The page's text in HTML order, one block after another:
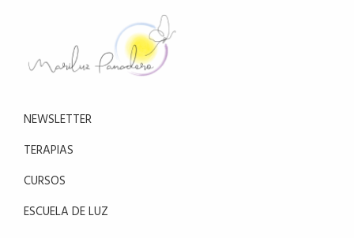
navegación
principal
a
reducir
el
estrés
con
la
NEWSLETTER
TERAPIAS
CURSOS
ESCUELA DE LUZ